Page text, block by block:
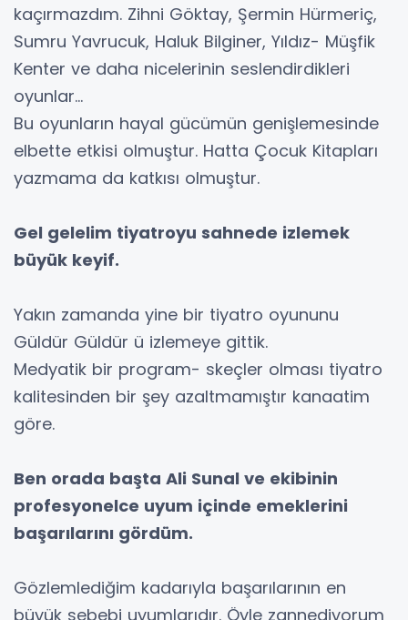
kaçırmazdım. Zihni Göktay, Şermin Hürmeriç,
Sumru Yavrucuk, Haluk Bilginer, Yıldız- Müşfik
Kenter ve daha nicelerinin seslendirdikleri
oyunlar...
Bu oyunların hayal gücümün genişlemesinde
elbette etkisi olmuştur. Hatta Çocuk Kitapları
yazmama da katkısı olmuştur.
Gel gelelim tiyatroyu sahnede izlemek
büyük keyif.
Yakın zamanda yine bir tiyatro oyununu
Güldür Güldür ü izlemeye gittik.
Medyatik bir program- skeçler olması tiyatro
kalitesinden bir şey azaltmamıştır kanaatim
göre.
Ben orada başta Ali Sunal ve ekibinin
profesyonelce uyum içinde emeklerini
başarılarını gördüm.
Gözlemlediğim kadarıyla başarılarının en
büyük sebebi uyumlarıdır. Öyle zannediyorum